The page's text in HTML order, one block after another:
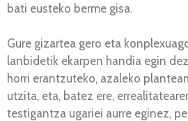
bati eusteko berme gisa.
Gure gizartea gero eta
lanbidetik ekarpen handia egin
horri erantzuteko, azaleko
utzita, eta, batez ere,
testigantza ugariei aurre eginez,